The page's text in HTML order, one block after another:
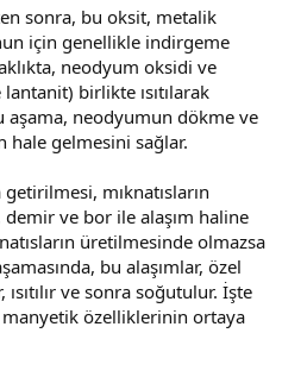
sonra, bu oksit, metalik
için genellikle indirgeme
neodyum oksidi ve
birlikte ısıtılarak
aşama, neodyumun dökme ve
hale gelmesini sağlar.
mıknatısların
ve bor ile alaşım haline
üretilmesinde olmazsa
bu alaşımlar, özel
ve sonra soğutulur. İşte
manyetik özelliklerinin ortaya